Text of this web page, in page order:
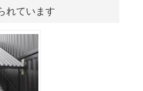
れています